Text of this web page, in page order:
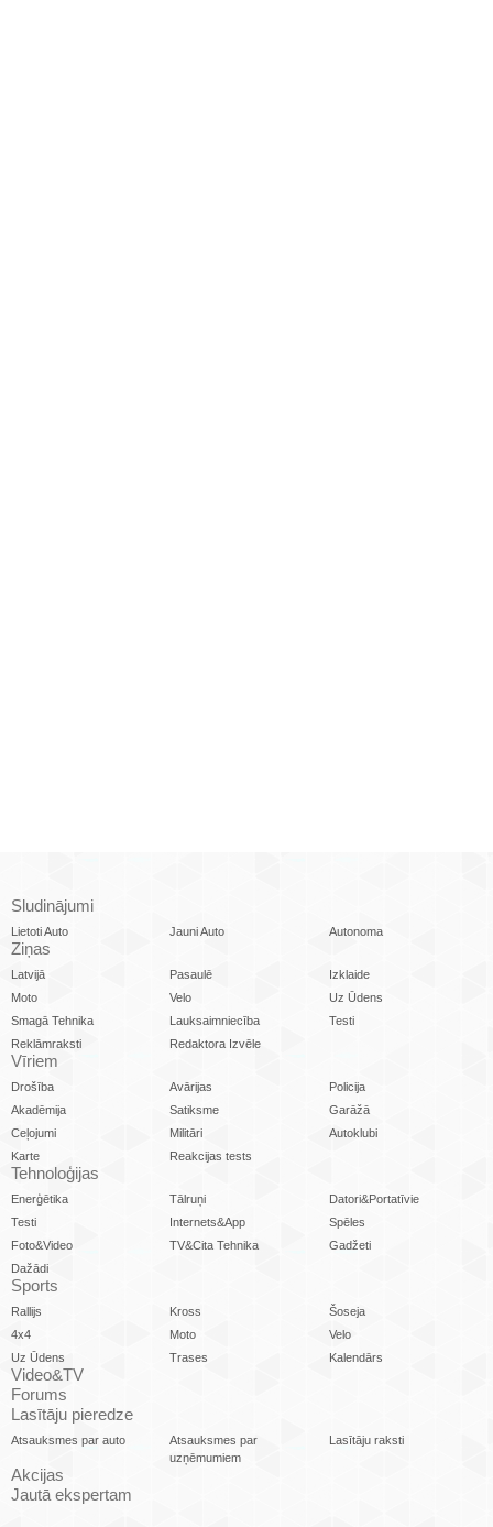
Sludinājumi
Lietoti Auto Jauni Auto Autonoma
Ziņas
Latvijā Pasaulē
Izklaide
Moto
Velo
Uz Ūdens
Smagā Tehnika
Lauksaimniecība
Testi
Reklāmraksti
Redaktora Izvēle
Vīriem
Drošība Avārijas
Policija
Akadēmija
Satiksme
Garāžā
Ceļojumi
Militāri
Autoklubi
Karte
Reakcijas tests
Tehnoloģijas
Enerģētika Tālruņi
Datori&Portatīvie
Testi
Internets&App
Spēles
Foto&Video
TV&Cita Tehnika
Gadžeti
Dažādi
Sports
Rallijs Kross
Šoseja
4x4
Moto
Velo
Uz Ūdens
Trases Kalendārs
Video&TV
Forums
Lasītāju pieredze
Atsauksmes par auto
Atsauksmes par
uzņēmumiem
Lasītāju raksti
Akcijas
Jautā ekspertam